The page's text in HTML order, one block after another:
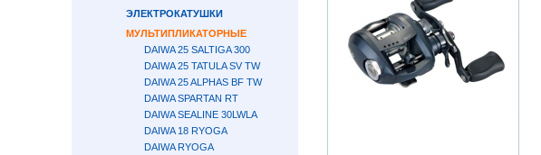
ЭЛЕКТРОКАТУШКИ
МУЛЬТИПЛИКАТОРНЫЕ
DAIWA 25 SALTIGA 300
DAIWA 25 TATULA SV TW
DAIWA 25 ALPHAS BF TW
DAIWA SPARTAN RT
DAIWA SEALINE 30LWLA
DAIWA 18 RYOGA
DAIWA RYOGA